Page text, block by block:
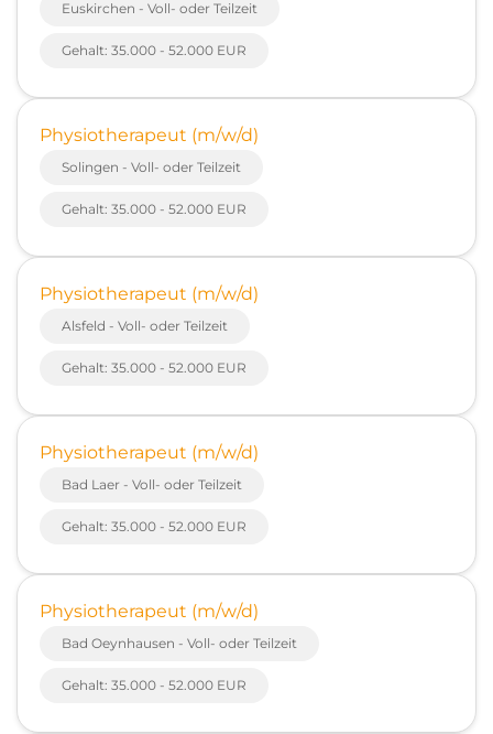
Euskirchen - Voll- oder Teilzeit
Gehalt: 35.000 - 52.000 EUR
Physiotherapeut (m/w/d)
Solingen - Voll- oder Teilzeit
Gehalt: 35.000 - 52.000 EUR
Physiotherapeut (m/w/d)
Alsfeld - Voll- oder Teilzeit
Gehalt: 35.000 - 52.000 EUR
Physiotherapeut (m/w/d)
Bad Laer - Voll- oder Teilzeit
Gehalt: 35.000 - 52.000 EUR
Physiotherapeut (m/w/d)
Bad Oeynhausen - Voll- oder Teilzeit
Gehalt: 35.000 - 52.000 EUR